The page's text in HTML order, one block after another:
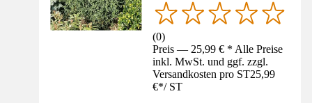
(0)
Preis — 25,99 € * Alle Preise
inkl. MwSt. und ggf. zzgl.
Versandkosten pro ST25,99
€*/ ST